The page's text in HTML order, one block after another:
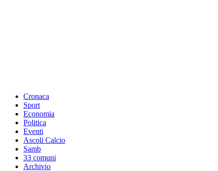
Cronaca
Sport
Economia
Politica
Eventi
Ascoli Calcio
Samb
33 comuni
Archivio